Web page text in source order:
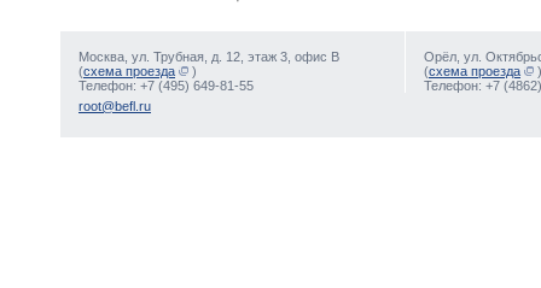
Москва, ул. Трубная, д. 12, этаж 3, офис В
(схема проезда
)
Телефон: +7 (495) 649-81-55
Орёл, ул.
(схема проезда
)
Телефон: +7
root@befl.ru